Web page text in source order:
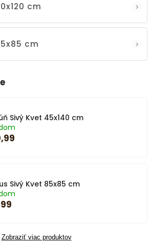
cm
cm
Sivý Kvet 45x140 cm
Sivý Kvet 85x85 cm
Zobraziť viac produktov